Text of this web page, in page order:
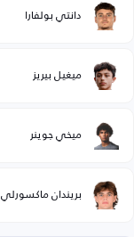
دانتي بولفارا
ميغيل بيريز
ميخي جوينر
بريندان ماكسورلي